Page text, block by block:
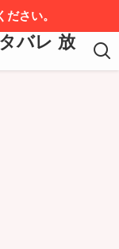
さい。
バレ 放